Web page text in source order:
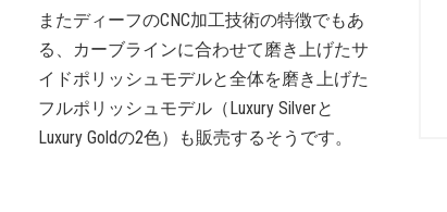
またディーフのCNC加工技術の特徴でもあ
る、カーブラインに合わせて磨き上げたサ
イドポリッシュモデルと全体を磨き上げた
フルポリッシュモデル（Luxury Silverと
Luxury Goldの2色）も販売するそうです。